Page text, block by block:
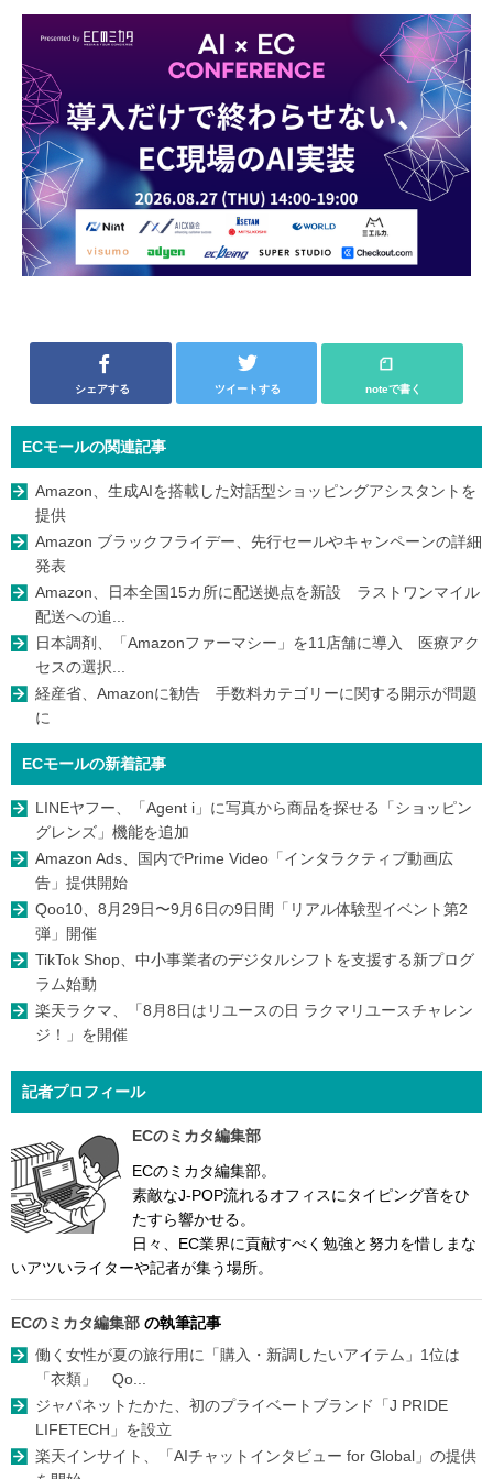
シェアする ツイートする noteで書く
ECモールの関連記事
Amazon、生成AIを搭載した対話型ショッピングアシスタントを
提供
Amazon ブラックフライデー、先行セールやキャンペーンの詳細
発表
Amazon、日本全国15カ所に配送拠点を新設 ラストワンマイル
配送への追...
日本調剤、「Amazonファーマシー」を11店舗に導入 医療アク
セスの選択...
経産省、Amazonに勧告 手数料カテゴリーに関する開示が問題
に
ECモールの新着記事
LINEヤフー、「Agent i」に写真から商品を探せる「ショッピン
グレンズ」機能を追加
Amazon Ads、国内でPrime Video「インタラクティブ動画広
告」提供開始
Qoo10、8月29日〜9月6日の9日間「リアル体験型イベント第2
弾」開催
TikTok Shop、中小事業者のデジタルシフトを支援する新プログ
ラム始動
楽天ラクマ、「8月8日はリユースの日 ラクマリユースチャレン
ジ！」を開催
記者プロフィール
ECのミカタ編集部
ECのミカタ編集部。
素敵なJ-POP流れるオフィスにタイピング音をひ
たすら響かせる。
日々、EC業界に貢献すべく勉強と努力を惜しまな
いアツいライターや記者が集う場所。
ECのミカタ編集部 の執筆記事
働く女性が夏の旅行用に「購入・新調したいアイテム」1位は
「衣類」 Qo...
ジャパネットたかた、初のプライベートブランド「J PRIDE
LIFETECH」を設立
楽天インサイト、「AIチャットインタビュー for Global」の提供